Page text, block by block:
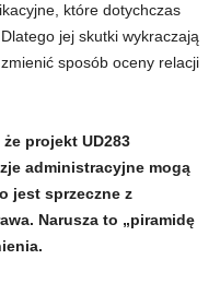
które dotychczas
jej skutki wykraczają
sposób oceny relacji
projekt UD283
administracyjne mogą
jest sprzeczne z
Narusza to „piramidę